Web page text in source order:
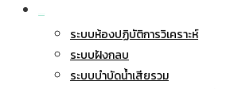
ระบบห้องปฏิบัติการวิเคราะห์
ระบบฝังกลบ
ระบบบำบัดน้ำเสียรวม